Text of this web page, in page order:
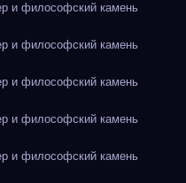
и философский камень
и философский камень
и философский камень
и философский камень
и философский камень